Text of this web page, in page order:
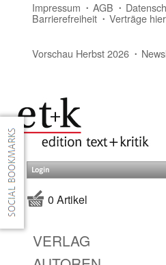
Impressum AGB
Barrierefreiheit Verträge
Vorschau Herbst 2026
Login
0 Artikel
VERLAG